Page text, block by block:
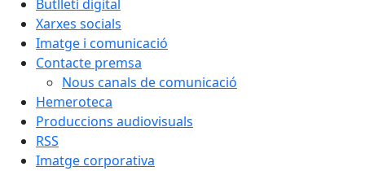
Butlletí digital
Xarxes socials
Imatge i comunicació
Contacte premsa
Nous canals de comunicació
Hemeroteca
Produccions audiovisuals
RSS
Imatge corporativa